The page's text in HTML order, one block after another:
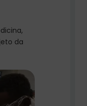
da